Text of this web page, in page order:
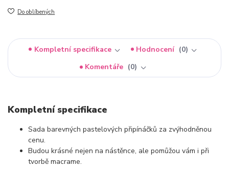
Do oblíbených
Kompletní specifikace Hodnocení
0
Komentáře
0
Kompletní specifikace
Sada barevných pastelových připínáčků za zvýhodněnou
cenu.
Budou krásné nejen na nástěnce, ale pomůžou vám i při
tvorbě macrame.